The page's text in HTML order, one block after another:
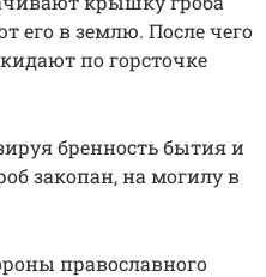
его в землю. После чего
по горсточке
бренность бытия и
закопан, на могилу в
православного